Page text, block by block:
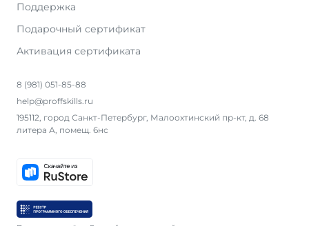
Поддержка
Подарочный сертификат
Активация сертификата
8 (981) 051-85-88
help@proffskills.ru
195112, город Санкт-Петербург, Малоохтинский пр-кт, д. 68
литера А, помещ. 6нс